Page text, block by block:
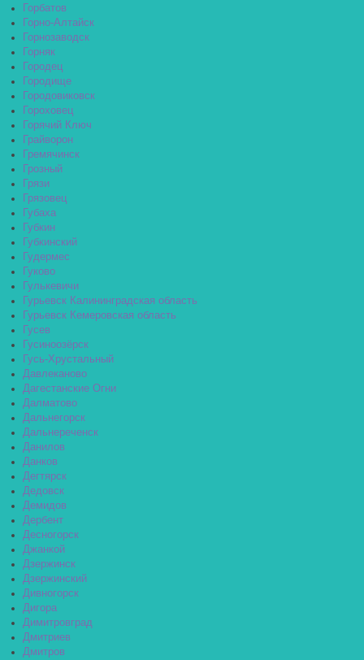
Горбатов
Горно-Алтайск
Горнозаводск
Горняк
Городец
Городище
Городовиковск
Гороховец
Горячий Ключ
Грайворон
Гремячинск
Грозный
Грязи
Грязовец
Губаха
Губкин
Губкинский
Гудермес
Гуково
Гулькевичи
Гурьевск Калининградская область
Гурьевск Кемеровская область
Гусев
Гусиноозёрск
Гусь-Хрустальный
Давлеканово
Дагестанские Огни
Далматово
Дальнегорск
Дальнереченск
Данилов
Данков
Дегтярск
Дедовск
Демидов
Дербент
Десногорск
Джанкой
Дзержинск
Дзержинский
Дивногорск
Дигора
Димитровград
Дмитриев
Дмитров